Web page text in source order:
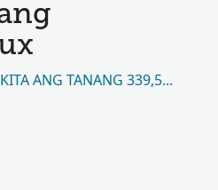
ANG TANANG 339,596